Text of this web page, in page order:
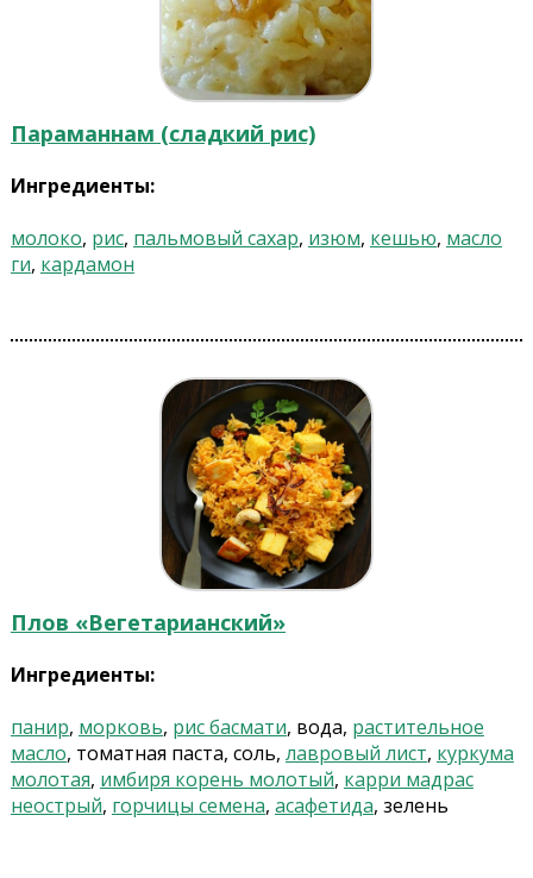
Параманнам (сладкий рис)
Ингредиенты:
молоко, рис, пальмовый сахар, изюм, кешью, масло
ги, кардамон
Плов «Вегетарианский»
Ингредиенты:
панир, морковь, рис басмати, вода, растительное
масло, томатная паста, соль, лавровый лист, куркума
молотая, имбиря корень молотый, карри мадрас
неострый, горчицы семена, асафетида, зелень